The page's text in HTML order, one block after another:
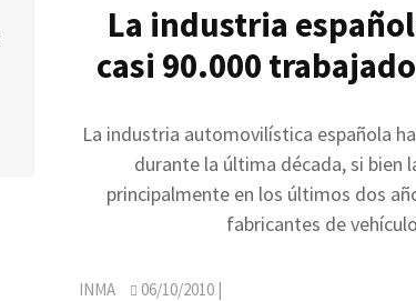
La industria
casi 90.000
La industria automovilística española
durante la última década, si bien
principalmente en los últimos dos
fabricantes de
INMA 06/10/2010 |